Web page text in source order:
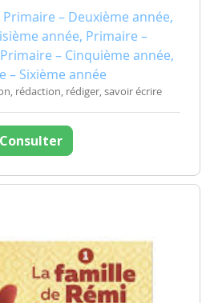
Primaire – Deuxième année,
année, Primaire –
– Cinquième année,
– Sixième année
rédaction, rédiger, savoir écrire
Consulter